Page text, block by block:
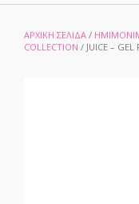
ΑΡΧΙΚΉ ΣΕΛΊΔΑ /
COLLECTION / JUICE – GEL